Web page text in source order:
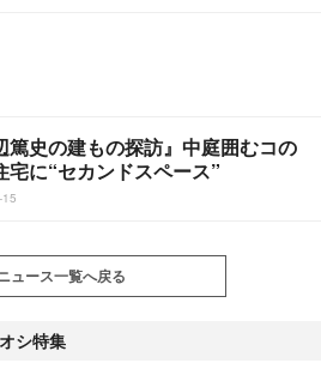
篤史の建もの探訪』中庭囲むコの
宅に“セカンドスペース”
ュース一覧へ戻る
シ特集